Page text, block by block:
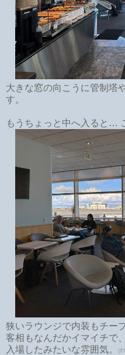
大きな窓の向こうに管制塔
す。
もうちょっと中へ入ると…
狭いラウンジで内装もチー
客相もなんだかイマイチで
入場したみたいな雰囲気。
(ｵ